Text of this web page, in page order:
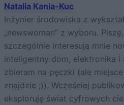
Natalia Kania-Kuc
Inżynier środowiska z
„newswoman” z wyboru.
szczególnie interesują mnie
inteligentny dom, elektronika i
zbieram na pęczki (ale
znajdzie ;)). Wcześniej
eksploruję świat cyfrowych